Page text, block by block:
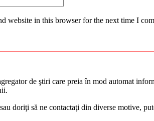
website in this browser for the next time I
de ştiri care preia în mod automat
doriţi să ne contactaţi din diverse motive,